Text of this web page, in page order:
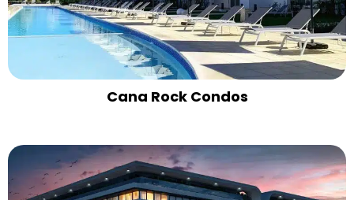
Cana Rock Condos